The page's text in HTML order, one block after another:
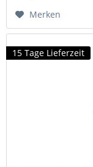
Merken
15 Tage Lieferzeit